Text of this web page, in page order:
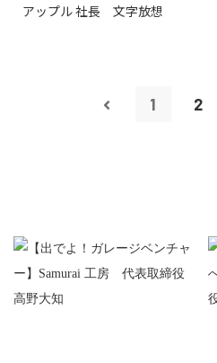
アップル 社長 文字放想
1 2